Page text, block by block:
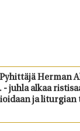
Herman
- juhla alkaa
ja